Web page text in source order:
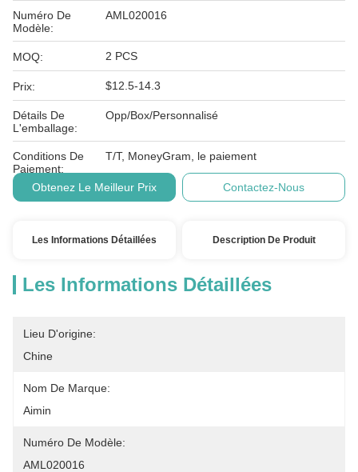
Numéro De
Modèle:
AML020016
MOQ: 2 PCS
Prix: $12.5-14.3
Détails De
L'emballage:
Opp/Box/Personnalisé
Conditions De
Paiement:
T/T, MoneyGram, le paiement
Obtenez Le Meilleur Prix Contactez-Nous
Les Informations Détaillées Description De Produit
Les Informations Détaillées
Lieu D'origine:
Chine
Nom De Marque:
Aimin
Numéro De Modèle:
AML020016